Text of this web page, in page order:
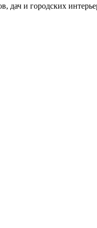
дач и городских